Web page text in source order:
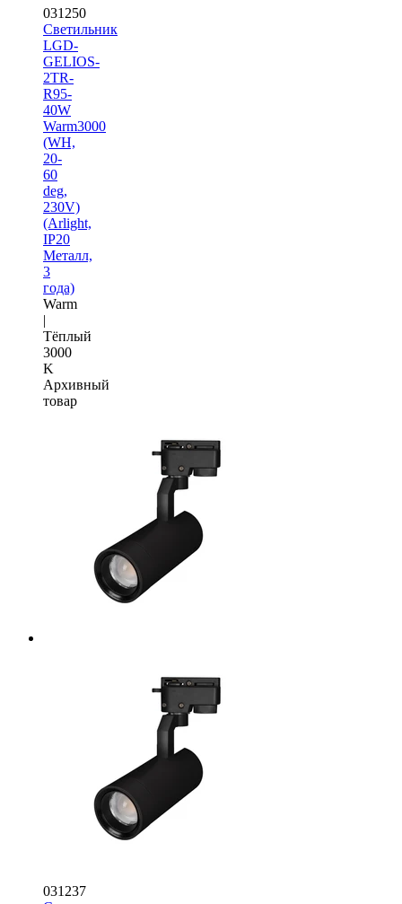
031250
Светильник
LGD-
GELIOS-
2TR-
R95-
40W
Warm3000
(WH,
20-
60
deg,
230V)
(Arlight,
IP20
Металл,
3
года)
Warm
|
Тёплый
3000
K
Архивный
товар
031237